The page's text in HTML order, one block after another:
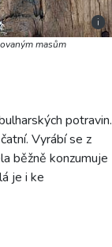
i
masům
potravin.
Vyrábí se z
běžně konzumuje
je i ke